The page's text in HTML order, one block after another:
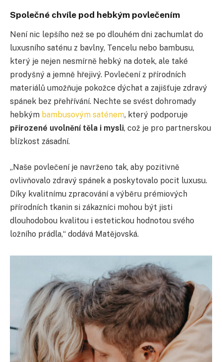
Společné chvíle pod hebkým povlečením
Není nic lepšího než se po dlouhém dni zachumlat do
luxusního saténu z bavlny, Tencelu nebo bambusu,
který je nejen nesmírně hebký na dotek, ale také
prodyšný a jemně hřejivý. Povlečení z přírodních
materiálů umožňuje pokožce dýchat a zajišťuje zdravý
spánek bez přehřívání. Nechte se svést dohromady
hebkým bambusovým saténem, který podporuje
přirozené uvolnění těla i mysli, což je pro partnerskou
blízkost zásadní.
„Naše povlečení je navrženo tak, aby pozitivně
ovlivňovalo zdravý spánek a poskytovalo pocit luxusu.
Díky kvalitnímu zpracování a výběru prémiových
přírodních tkanin si zákazníci mohou být jisti
dlouhodobou kvalitou i estetickou hodnotou svého
ložního prádla,“ dodává Matějovská.